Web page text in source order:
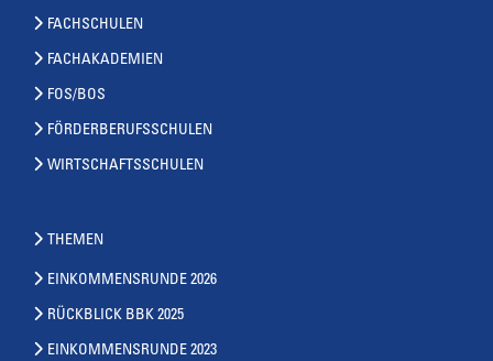
FACHSCHULEN
FACHAKADEMIEN
FOS/BOS
FÖRDERBERUFSSCHULEN
WIRTSCHAFTSSCHULEN
THEMEN
EINKOMMENSRUNDE 2026
RÜCKBLICK BBK 2025
EINKOMMENSRUNDE 2023